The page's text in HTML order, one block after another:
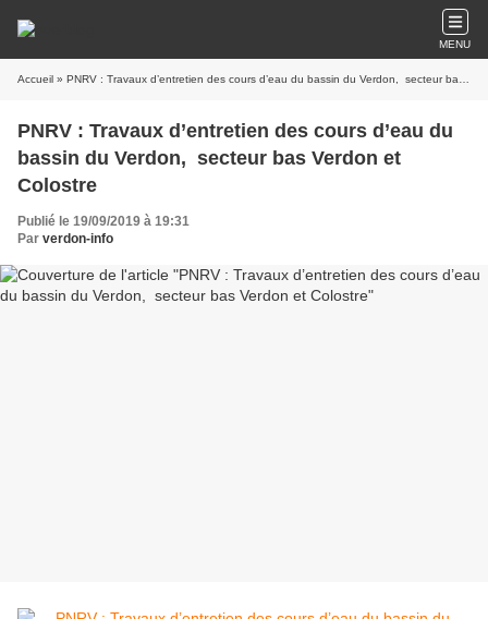
MENU
Accueil » PNRV : Travaux d’entretien des cours d’eau du bassin du Verdon, secteur bas Verdon et Colostre
PNRV : Travaux d’entretien des cours d’eau du
bassin du Verdon, secteur bas Verdon et
Colostre
Publié le 19/09/2019 à 19:31
Par verdon-info